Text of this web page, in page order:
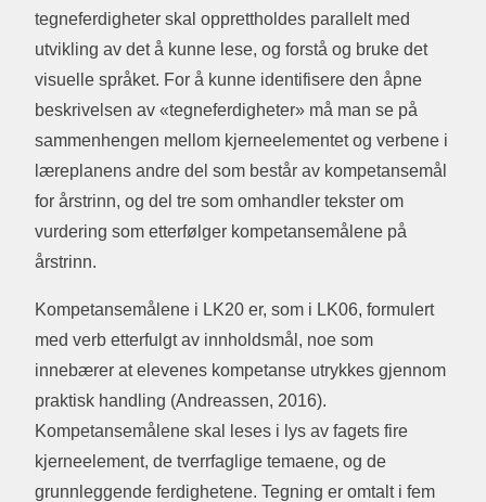
tegneferdigheter skal opprettholdes parallelt med
utvikling av det å kunne lese, og forstå og bruke det
visuelle språket. For å kunne identifisere den åpne
beskrivelsen av «tegneferdigheter» må man se på
sammenhengen mellom kjerneelementet og verbene i
læreplanens andre del som består av kompetansemål
for årstrinn, og del tre som omhandler tekster om
vurdering som etterfølger kompetansemålene på
årstrinn.
Kompetansemålene i LK20 er, som i LK06, formulert
med verb etterfulgt av innholdsmål, noe som
innebærer at elevenes kompetanse utrykkes gjennom
praktisk handling (Andreassen, 2016).
Kompetansemålene skal leses i lys av fagets fire
kjerneelement, de tverrfaglige temaene, og de
grunnleggende ferdighetene. Tegning er omtalt i fem